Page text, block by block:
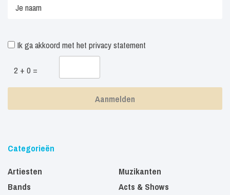
Ik ga akkoord met het privacy statement
2 + 0 =
Categorieën
Artiesten
Bands
Muzikanten
Acts & Shows